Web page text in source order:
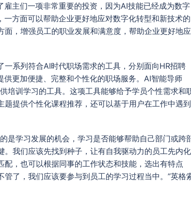
主们一项非常重要的投资，因为AI技能已经成为数字
方面可以帮助企业更好地应对数字化转型和新技术的
，增强员工的职业发展和满意度，帮助企业更好地应
系列符合AI时代职场需求的工具，分别面向HR招聘
更加便捷、完整和个性化的职场服务。AI智能导师
培训学习的工具。这项工具能够给予学员个性需求和
提供个性化课程推荐，还可以基于用户在工作中遇到
是学习发展的机会，学习是否能够帮助自己部门或跨
我们应该先找到种子，让有自我驱动力的员工先内化
，也可以根据同事的工作状态和技能，选出有特点
了，我们应该要参与到员工的学习过程当中。”英格